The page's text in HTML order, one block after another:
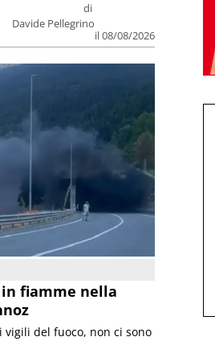
di
Davide Pellegrino
il 08/08/2026
fiamme nella
vigili del fuoco, non ci sono